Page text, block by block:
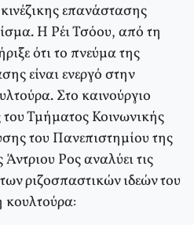
επανάστασης
Η Ρέι Τσόου, από τη
ότι το πνεύμα της
είναι ενεργό στην
Στο καινούργιο
του Τμήματος Κοινωνικής
του Πανεπιστημίου της
Ρος αναλύει τις
ριζοσπαστικών ιδεών του